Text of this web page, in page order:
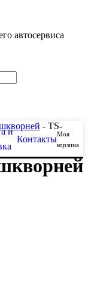
автосервиса
и
КонтактыМоя
корзина
- TS-